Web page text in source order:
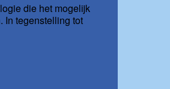
die het mogelijk
In tegenstelling tot